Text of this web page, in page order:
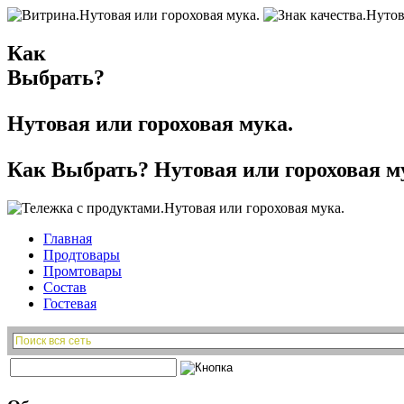
Как
Выбрать?
Нутовая или гороховая мука.
Как Выбрать? Нутовая или гороховая
Главная
Продтовары
Промтовары
Состав
Гостевая